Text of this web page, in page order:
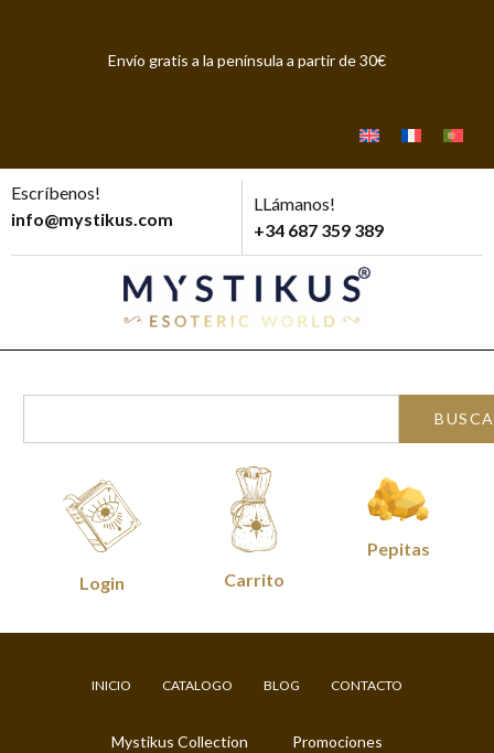
Envío gratis a la península a partir de 30€
Escríbenos!
info@mystikus.com
LLámanos!
+34 687 359 389
Login Carrito
Pepitas
INICIO CATALOGO BLOG CONTACTO
Mystikus Collection Promociones